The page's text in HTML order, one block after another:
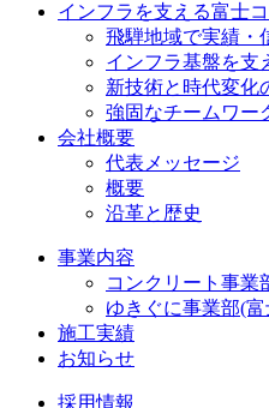
インフラを支える富士
飛騨地域で実績・
インフラ基盤を支
新技術と時代変化
強固なチームワー
会社概要
代表メッセージ
概要
沿革と歴史
事業内容
コンクリート事業
ゆきぐに事業部(
施工実績
お知らせ
採用情報